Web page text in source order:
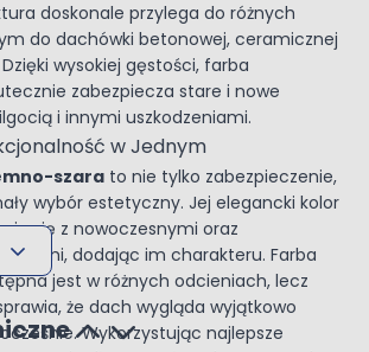
doskonale przylega do różnych
do dachówki betonowej, ceramicznej
wysokiej gęstości, farba
zabezpiecza stare i nowe
i innymi uszkodzeniami.
w Jednym
szara to nie tylko zabezpieczenie,
wybór estetyczny. Jej elegancki kolor
się z nowoczesnymi oraz
dodając im charakteru. Farba
jest w różnych odcieniach, lecz
że dach wygląda wyjątkowo
Wykorzystując najlepsze